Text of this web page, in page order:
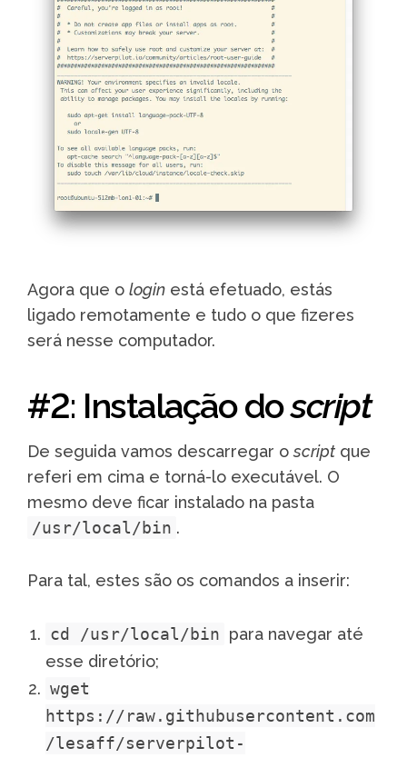
Agora que o login está efetuado, estás
ligado remotamente e tudo o que fizeres
será nesse computador.
#2: Instalação doscript
De seguida vamos descarregar oscript que
referi em cima e torná-lo executável. O
mesmo deve ficar instalado na pasta
/usr/local/bin .
Para tal, estes são os comandos a inserir:
cd /usr/local/bin para navegar até
esse diretório;
wget
https://raw.githubusercontent.com
/lesaff/serverpilot-